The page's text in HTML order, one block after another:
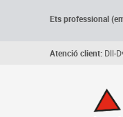
Ets professional
Atenció client: Dll-